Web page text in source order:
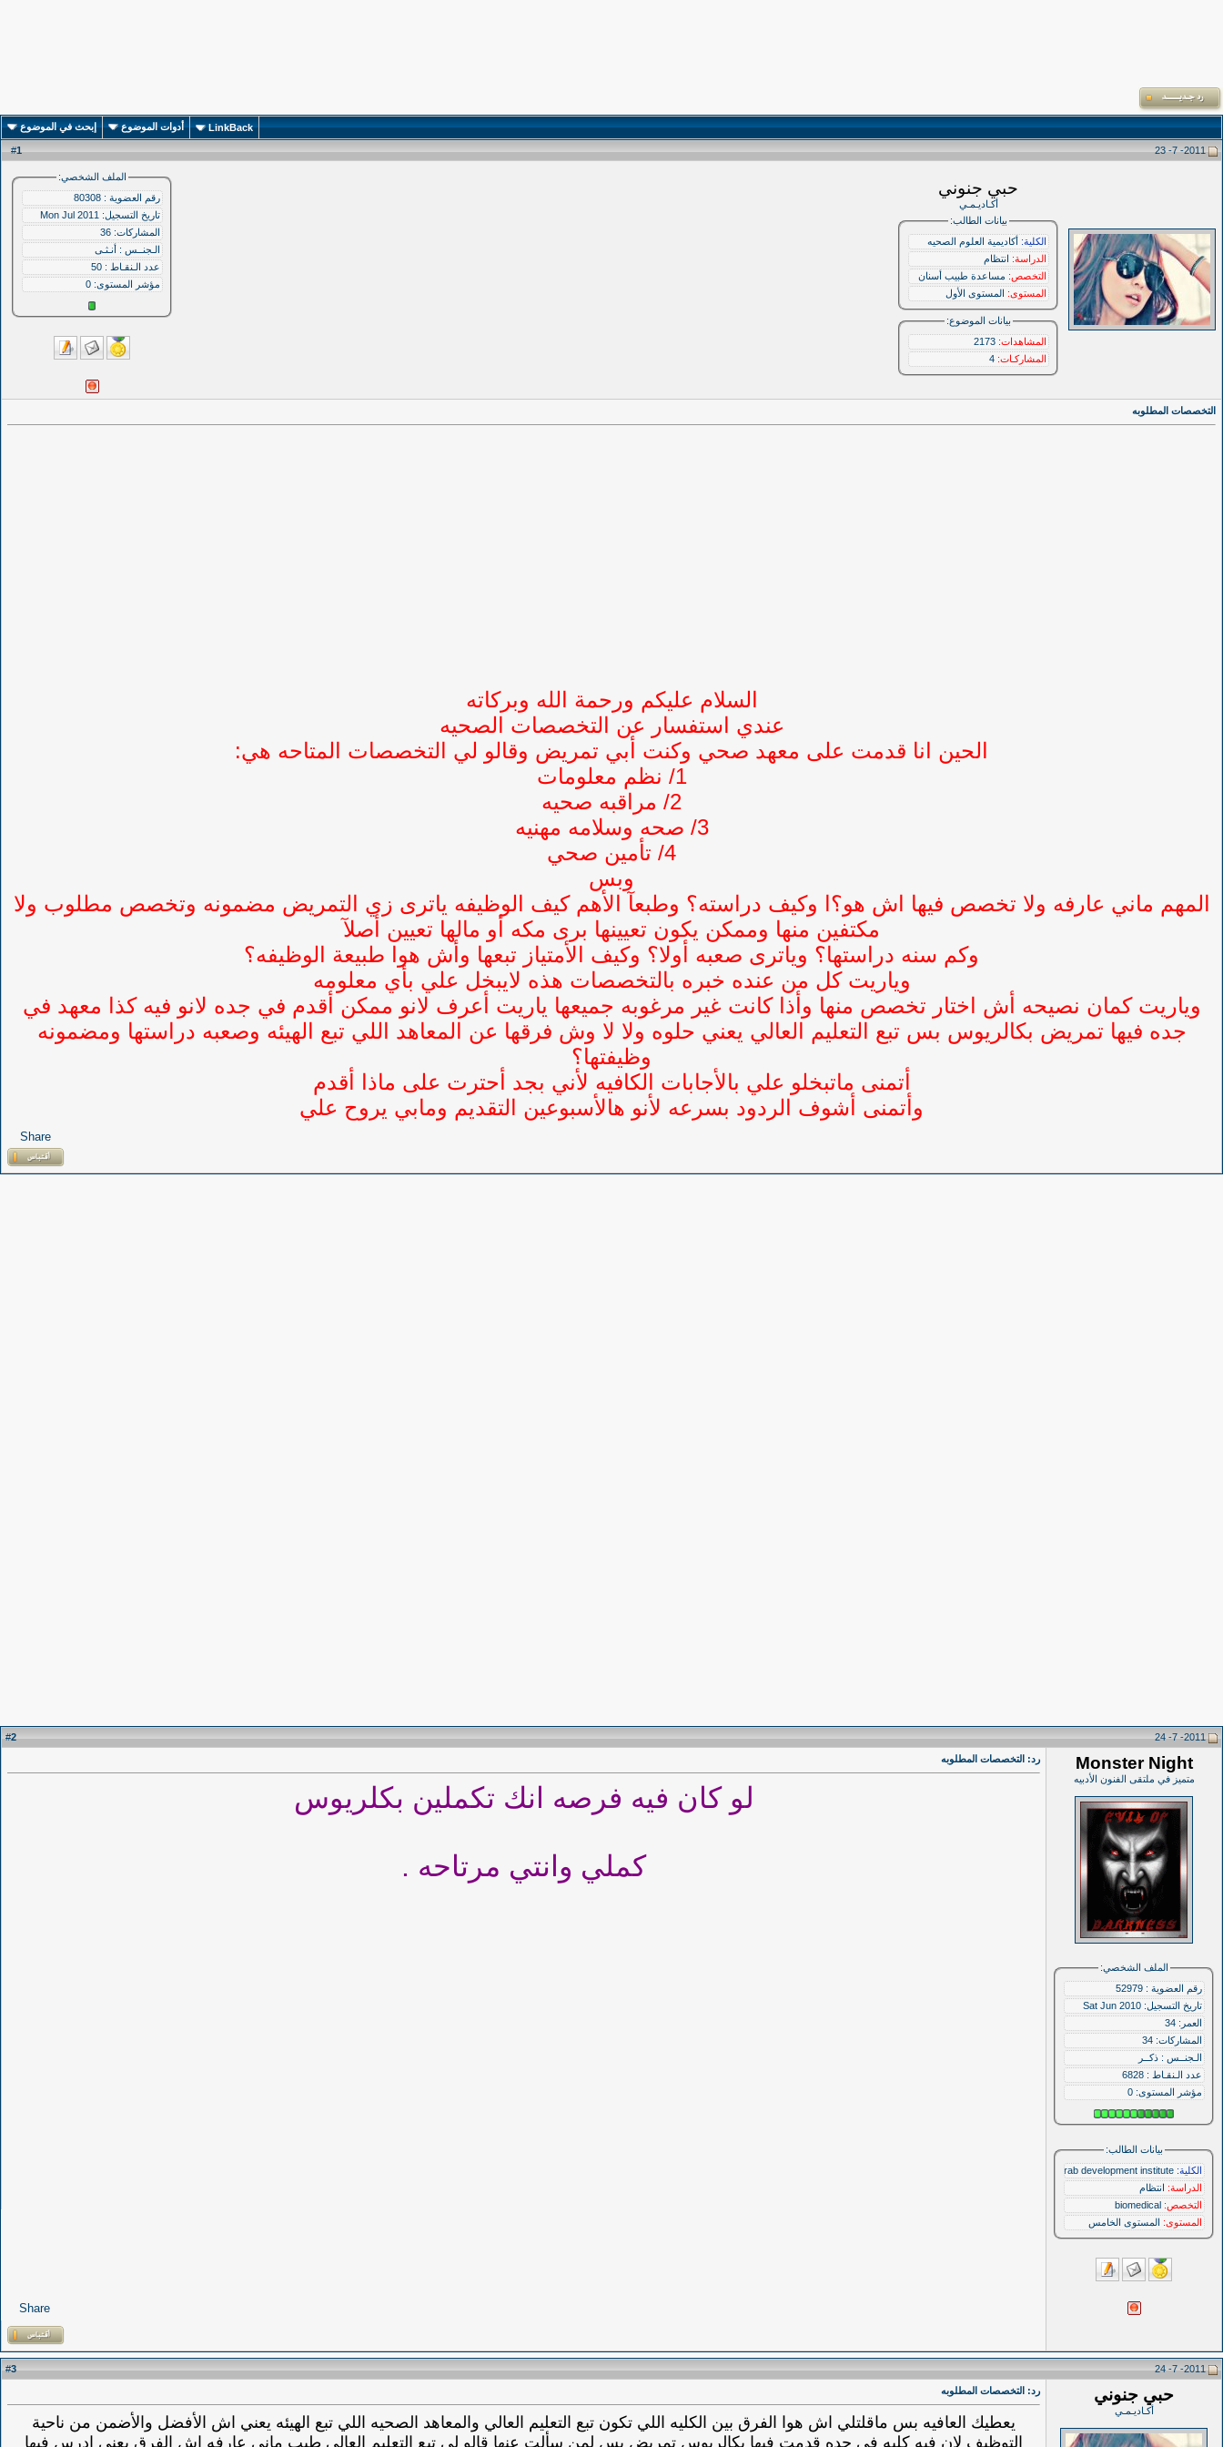
LinkBack أدوات الموضوع إبحث في الموضوع
#
1 2011- 7- 23
حبي جنوني
أكـاديـمـي
بيانات الطالب:
الكلية: أكاديمية العلوم الصحيه
الدراسة: انتظام
التخصص: مساعدة طبيب أسنان
المستوى: المستوى الأول
بيانات الموضوع:
المشاهدات: 2173
المشاركـات: 4
الملف الشخصي:
رقم العضوية : 80308
تاريخ التسجيل: Mon Jul 2011
المشاركات: 36
الـجنــس : أنـثـى
عدد الـنقـاط : 50
مؤشر المستوى:0
التخصصات المطلوبه
السلام عليكم ورحمة الله وبركاته
عندي استفسار عن التخصصات الصحيه
الحين انا قدمت على معهد صحي وكنت أبي تمريض وقالو لي التخصصات المتاحه هي:
1/ نظم معلومات
2/ مراقبه صحيه
3/ صحه وسلامه مهنيه
4/ تأمين صحي
وبس
المهم ماني عارفه ولا تخصص فيها اش هو؟ا وكيف دراسته؟ وطبعآ الأهم كيف الوظيفه ياترى زي التمريض مضمونه وتخصص مطلوب ولا
مكتفين منها وممكن يكون تعيينها برى مكه أو مالها تعيين أصلآ
وكم سنه دراستها؟ وياترى صعبه أولا؟ وكيف الأمتياز تبعها وأش هوا طبيعة الوظيفه؟
وياريت كل من عنده خبره بالتخصصات هذه لايبخل علي بأي معلومه
وياريت كمان نصيحه أش اختار تخصص منها وأذا كانت غير مرغوبه جميعها ياريت أعرف لانو ممكن أقدم في جده لانو فيه كذا معهد في
جده فيها تمريض بكالريوس بس تبع التعليم العالي يعني حلوه ولا لا وش فرقها عن المعاهد اللي تبع الهيئه وصعبه دراستها ومضمونه
وظيفتها؟
أتمنى ماتبخلو علي بالأجابات الكافيه لأني بجد أحترت على ماذا أقدم
وأتمنى أشوف الردود بسرعه لأنو هالأسبوعين التقديم ومابي يروح علي
Share
2011- 7- 24
#
2
Monster Night
متميز في ملتقى الفنون الأدبيه
الملف الشخصي:
رقم العضوية : 52979
تاريخ التسجيل: Sat Jun 2010
العمر: 34
المشاركات: 34
الـجنــس : ذكــر
عدد الـنقـاط : 6828
مؤشر المستوى: 0
بيانات الطالب:
الكلية:
الدراسة: انتظام
التخصص:
المستوى: المستوى الخامس
رد: التخصصات المطلوبه
لو كان فيه فرصه انك تكملين بكلريوس
كملي وانتي مرتاحه .
Share
2011- 7- 24
#
3
حبي جنوني
أكـاديـمـي
رد: التخصصات المطلوبه
يعطيك العافيه بس ماقلتلي اش هوا الفرق بين الكليه اللي تكون تبع التعليم العالي والمعاهد الصحيه اللي تبع الهيئه يعني اش الأفضل والأضمن من ناحية
التوظيف لان فيه كليه في جده قدمت فيها بكالريوس تمريض بس لمن سألت عنها قالو لي تبع التعليم العالي طيب ماني عارفه اش الفرق يعني ادرس فيها